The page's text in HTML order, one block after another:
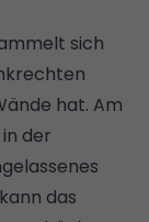
sich
hat. Am
der
das